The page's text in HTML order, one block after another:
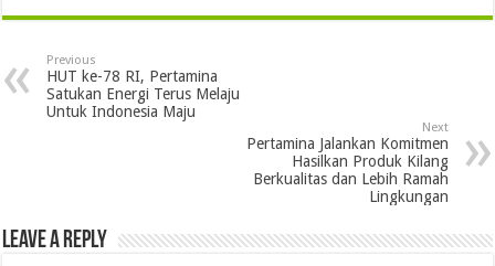
Previous
HUT ke-78 RI, Pertamina
Satukan Energi Terus Melaju
Untuk Indonesia Maju
Next
Pertamina Jalankan Komitmen
Hasilkan Produk Kilang
Berkualitas dan Lebih Ramah
Lingkungan
Leave a Reply